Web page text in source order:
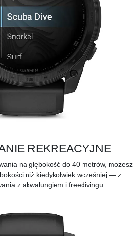
REKREACYJNE
na głębokość do 40 metrów, możesz
niż kiedykolwiek wcześniej — z
z akwalungiem i freedivingu.